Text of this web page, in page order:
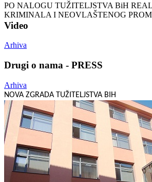
PO NALOGU TUŽITELJSTVA BiH
KRIMINALA I NEOVLAŠTENOG
Video
Arhiva
Drugi o nama - PRESS
Arhiva
NOVA ZGRADA TUŽITELJSTVA BIH